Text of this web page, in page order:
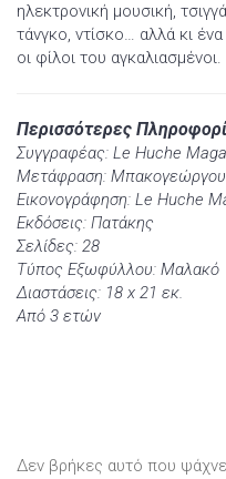
ηλεκτρονική μουσική,
τάνγκο, ντίσκο… αλλά κι
οι φίλοι του αγκαλιασμένοι.
Περισσότερες
Συγγραφέας: Le Huche
Μετάφραση: Μπακογεώργου
Εικονογράφηση: Le Huche
Εκδόσεις: Πατάκης
Σελίδες: 28
Τύπος Εξωφύλλου: Μαλακό
Διαστάσεις: 18 x 21 εκ.
Από 3 ετών
Δεν βρήκες αυτό που